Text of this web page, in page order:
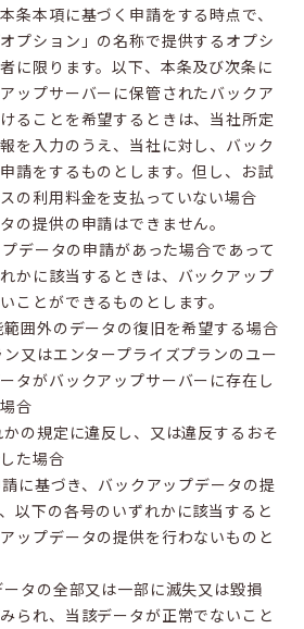
条本項に基づく申請をする時点で、
プション」の名称で提供するオプシ
に限ります。以下、本条及び次条に
ップサーバーに保管されたバックア
ることを希望するときは、当社所定
を入力のうえ、当社に対し、バック
請をするものとします。但し、お試
の利用料金を支払っていない場合
の提供の申請はできません。
データの申請があった場合であって
かに該当するときは、バックアップ
ことができるものとします。
範囲外のデータの復旧を希望する場合
ン又はエンタープライズプランのユー
タがバックアップサーバーに存在し
合
かの規定に違反し、又は違反するおそ
た場合
に基づき、バックアップデータの提
以下の各号のいずれかに該当すると
ップデータの提供を行わないものと
ータの全部又は一部に滅失又は毀損
られ、当該データが正常でないこと